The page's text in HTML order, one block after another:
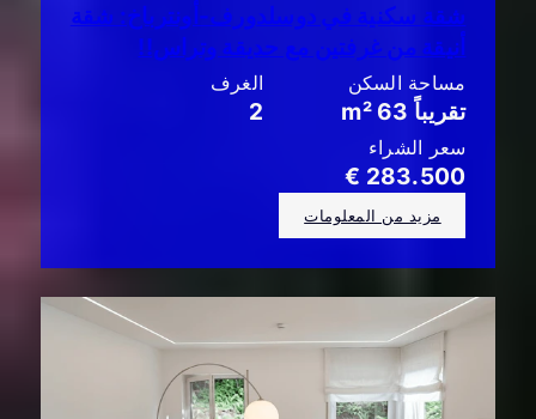
شقة سكنية في دوسلدورف-أونترباخ: شقة
أنيقة من غرفتين مع حديقة وتراس!!
مساحة السكن
تقريباً 63 m²
الغرف
2
سعر الشراء
283.500 €
مزيد من المعلومات